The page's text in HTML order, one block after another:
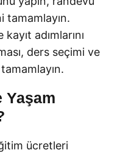
tamamlayın.
adımlarını
ders seçimi ve
Yaşam
ücretleri